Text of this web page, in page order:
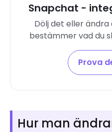
Snapchat -
Dölj det eller
bestämmer vad du
Prova
Hur man